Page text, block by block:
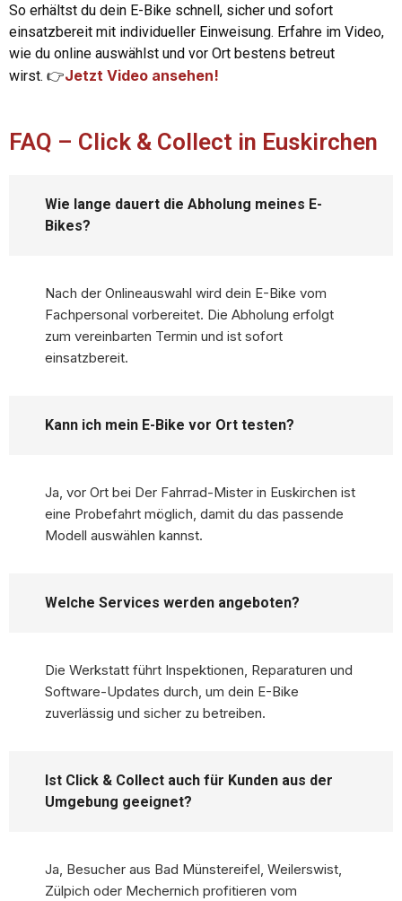
So erhältst du dein E-Bike schnell, sicher und sofort
einsatzbereit mit individueller Einweisung. Erfahre im Video,
wie du online auswählst und vor Ort bestens betreut
wirst. 👉Jetzt Video ansehen!
FAQ – Click & Collect in Euskirchen
Wie lange dauert die Abholung meines E-
Bikes?
Nach der Onlineauswahl wird dein E-Bike vom
Fachpersonal vorbereitet. Die Abholung erfolgt
zum vereinbarten Termin und ist sofort
einsatzbereit.
Kann ich mein E-Bike vor Ort testen?
Ja, vor Ort bei Der Fahrrad-Mister in Euskirchen ist
eine Probefahrt möglich, damit du das passende
Modell auswählen kannst.
Welche Services werden angeboten?
Die Werkstatt führt Inspektionen, Reparaturen und
Software-Updates durch, um dein E-Bike
zuverlässig und sicher zu betreiben.
Ist Click & Collect auch für Kunden aus der
Umgebung geeignet?
Ja, Besucher aus Bad Münstereifel, Weilerswist,
Zülpich oder Mechernich profitieren vom